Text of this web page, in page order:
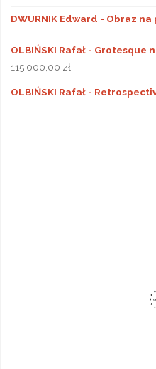
DWURNIK Edward - Obraz
OLBIŃSKI Rafał -
115 000,00 zł
OLBIŃSKI Rafał -